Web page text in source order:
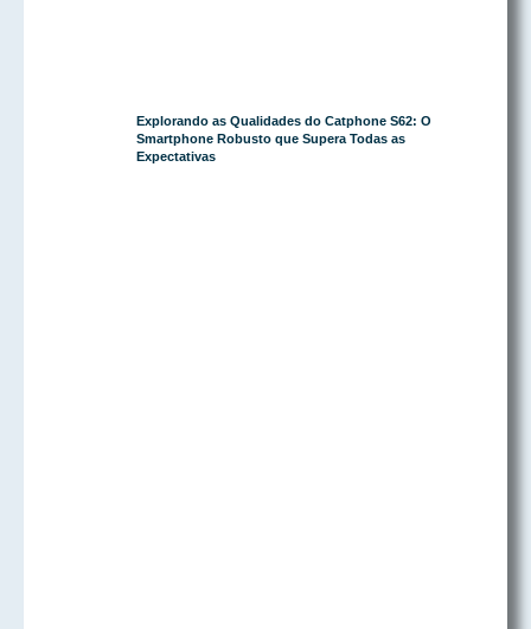
Explorando as Qualidades do Catphone S62: O
Smartphone Robusto que Supera Todas as
Expectativas